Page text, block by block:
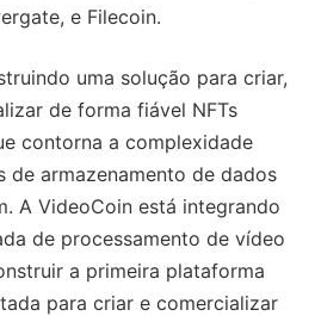
e Filecoin.
uma solução para criar,
de forma fiável NFTs
contorna a complexidade
de armazenamento de dados
A VideoCoin está integrando
de processamento de vídeo
a primeira plataforma
para criar e comercializar